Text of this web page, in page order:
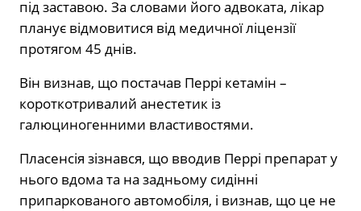
під заставою. За словами його адвоката, лікар
планує відмовитися від медичної ліцензії
протягом 45 днів.
Він визнав, що постачав Перрі кетамін –
короткотривалий анестетик із
галюциногенними властивостями.
Пласенсія зізнався, що вводив Перрі препарат у
нього вдома та на задньому сидінні
припаркованого автомобіля, і визнав, що це не